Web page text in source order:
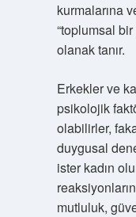
kurmalarına
“toplumsal
olanak tanır.
Erkekler ve
psikolojik
olabilirler,
duygusal
ister kadın
mutluluk,